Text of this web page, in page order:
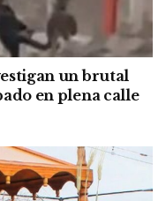
un brutal
en plena calle